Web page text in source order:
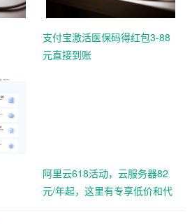
支付宝激活医保码得红包3-88
元直接到账
阿里云618活动，云服务器82
元/年起，这里有专享低价和代